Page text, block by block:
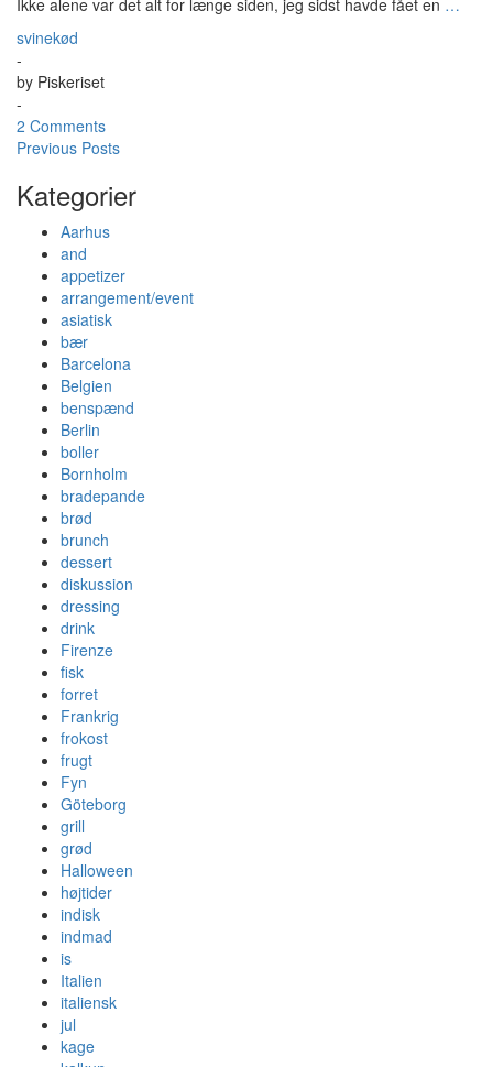
svinekød
-
by Piskeriset
-
2 Comments
Previous Posts
Kategorier
Aarhus
and
appetizer
arrangement/event
asiatisk
bær
Barcelona
Belgien
benspænd
Berlin
boller
Bornholm
bradepande
brød
brunch
dessert
diskussion
dressing
drink
Firenze
fisk
forret
Frankrig
frokost
frugt
Fyn
Göteborg
grill
grød
Halloween
højtider
indisk
indmad
is
Italien
italiensk
jul
kage